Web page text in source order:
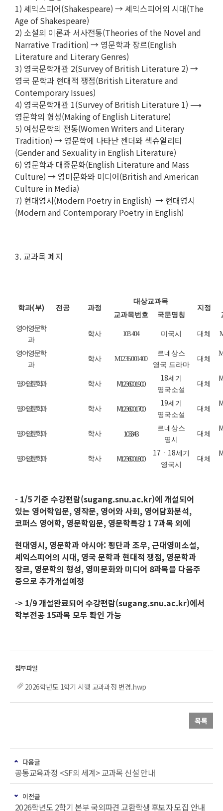
1) 셰익스피어(Shakespeare) → 셰익스피어의 시대(The
Age of Shakespeare)
2) 소설의 이론과 서사전통(Theories of the Novel and
Narrative Tradition) → 영문학과 장르(English
Literature and Literary Genres)
3) 영국문학개관 2(Survey of British Literature 2) →
영국 문학과 현대적 쟁점(British Literature and
Contemporary Issues)
4) 영국문학개관 1(Survey of British Literature 1) ⟶
영문학의 형성(Making of English Literature)
5) 여성문학의 전통(Women Writers and Literary
Tradition) → 영문학에 나타난 젠더와 섹슈얼리티
(Gender and Sexuality in English Literature)
6) 영문학과 대중문화(English Literature and Mass
Culture) → 영미문화와 미디어(British and American
Culture in Media)
7) 현대영시(Modern Poetry in English) → 현대영시
(Modern and Contemporary Poetry in English)
3. 교과목 폐지
학과(부) 전공 과정
대상교과목
지정
교과목번호
국문명칭
영어영문학
과
학사 103.404 미국시 대체
영어영문학
과
학사 M1236.001400
르네상스
영국 드라마
대체
영어영문학과 학사 M1236.001900
18세기
영국소설
대체
영어영문학과 학사 M1236.001700
19세기
영국소설
대체
영어영문학과 학사 103.343
르네상스
영시
대체
영어영문학과 학사 M1236.001800
17 ㆍ 18세기
영국시
대체
- 1/5 기준 수강편람(sugang.snu.ac.kr)에 개설되어
있는 영어학입문, 영작문, 영어와 사회, 영어담화분석,
코퍼스 영어학, 영문학입문, 영문학특강 1 7과목 외에
현대영시, 영문학과 아시아: 횡단과 조우, 근대영미소설,
셰익스피어의 시대, 영국 문학과 현대적 쟁점, 영문학과
장르, 영문학의 형성, 영미문화와 미디어 8과목을 다음주
중으로 추가개설예정
-> 1/9 개설완료되어 수강편람(sugang.snu.ac.kr)에서
학부전공 15과목 모두 확인 가능
2026학년도 1학기 시행 교과과정 변경.hwp
목록
다음글
공통교육과정 <SF의 세계> 교과목 신설 안내
이전글
2026학년도 2학기 본부 국외파견 교환학생 후보자 모집 안내